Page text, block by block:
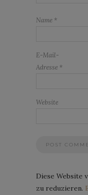
Name *
E-Mail-
Adresse *
Website
Diese Website
zu reduzieren.